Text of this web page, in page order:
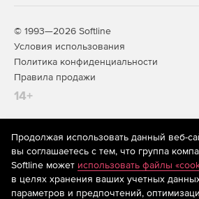
© 1993—2026 Softline
Условия использования
Политика конфиденциальности
Правила продажи
14+
На информационном ресурсе
рекомендательные технологии
предоставления информации на основе
систематизации и анализа сведений,
предпочтениям пользователей сети
Продолжая использовать данный веб-
вы соглашаетесь с тем, что группа
Softline может использовать файлы
в целях хранения ваших учетных
параметров и предпочтений,